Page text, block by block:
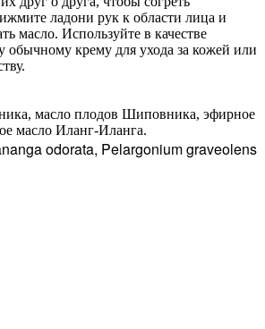
ладони рук к области лица и
масло. Используйте в качестве
обычному крему для ухода за кожей или
масло плодов Шиповника, эфирное
масло Иланг-Иланга.
odorata, Pelargonium graveolens